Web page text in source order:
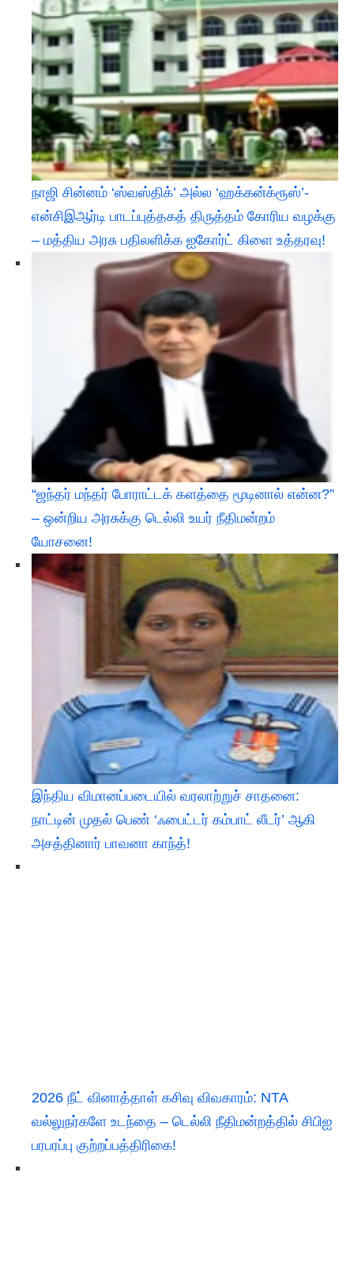
நாஜி சின்னம் ‘ஸ்வஸ்திக்’ அல்ல ‘ஹக்கன்க்ரூஸ்’-
என்சிஇஆர்டி பாடப்புத்தகத் திருத்தம் கோரிய வழக்கு
– மத்திய அரசு பதிலளிக்க ஐகோர்ட் கிளை உத்தரவு!
“ஜந்தர் மந்தர் போராட்டக் களத்தை மூடினால் என்ன?”
– ஒன்றிய அரசுக்கு டெல்லி உயர் நீதிமன்றம்
யோசனை!
இந்திய விமானப்படையில் வரலாற்றுச் சாதனை:
நாட்டின் முதல் பெண் ‘ஃபைட்டர் கம்பாட் லீடர்’ ஆகி
அசத்தினார் பாவனா காந்த்!
2026 நீட் வினாத்தாள் கசிவு விவகாரம்: NTA
வல்லுநர்களே உடந்தை – டெல்லி நீதிமன்றத்தில் சிபிஐ
பரபரப்பு குற்றப்பத்திரிகை!